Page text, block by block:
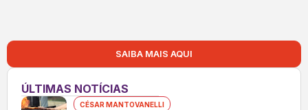
SAIBA MAIS AQUI
ÚLTIMAS NOTÍCIAS
CÉSAR MANTOVANELLI